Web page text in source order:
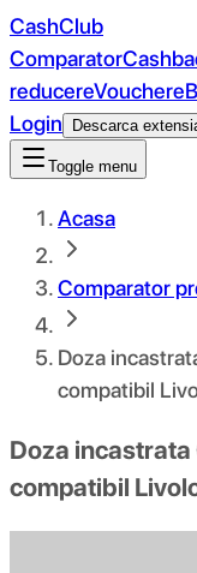
CashClub
Comparator
reducereVouchere
Login
Descarca
Toggle menu
Acasa
Comparator
Doza
compatibil
Doza
compatibil